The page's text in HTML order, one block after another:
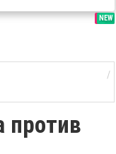
SALE
NEW
против